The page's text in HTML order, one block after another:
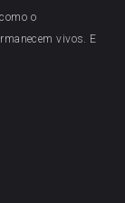
o
vivos. E